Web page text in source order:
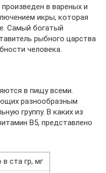
в вареных и
икры, которая
Самый богатый
рыбного царства
человека.
в пищу всеми.
разнообразным
группу. В каких из
В5, представлено
ста гр, мг